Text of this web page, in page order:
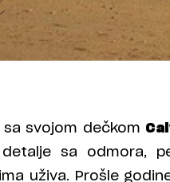
svojom dečkom
sa odmora,
uživa. Prošle